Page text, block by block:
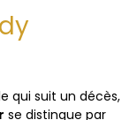
qui suit un décès,
se distingue par